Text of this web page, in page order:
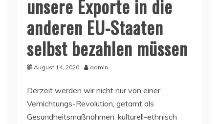
unsere Exporte in die
anderen EU-Staaten
selbst bezahlen müssen
August 14, 2020 admin
Derzeit werden wir nicht nur von einer
Vernichtungs-Revolution, getarnt als
Gesundheitsmaßnahmen, kulturell-ethnisch